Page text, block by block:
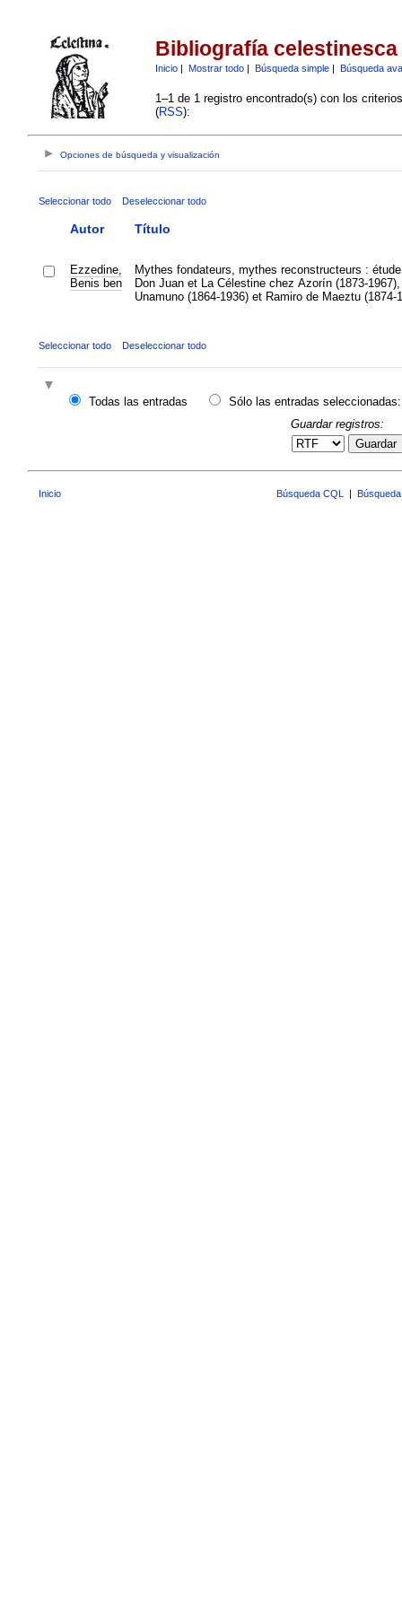
Bibliografía celestinesca
Inicio| Mostrar todo| Búsqueda simple| Búsqueda
1–1 de 1 registro encontrado(s) con los
(RSS):
Opciones de búsqueda y visualización
Seleccionar todo Deseleccionar todo
Autor Título
Ezzedine,
Benis ben
Mythes fondateurs, mythes reconstructeurs :
Don Juan et La Célestine chez Azorín (1873-
Unamuno (1864-1936) et Ramiro de Maeztu (1874-
Seleccionar todo Deseleccionar todo
Todas las entradas
Sólo las entradas seleccionadas:
Guardar registros:
Guardar
Inicio Búsqueda CQL